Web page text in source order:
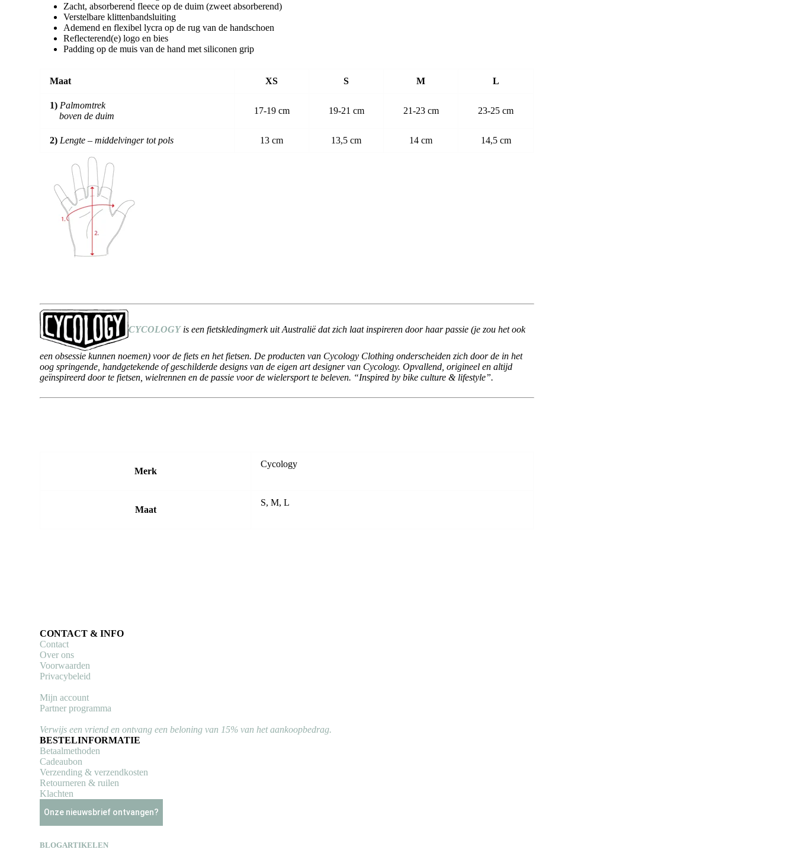
Zacht, absorberend fleece op de duim (zweet absorberend)
Verstelbare klittenbandsluiting
Ademend en flexibel lycra op de rug van de handschoen
Reflecterend(e) logo en bies
Padding op de muis van de hand met siliconen grip
Maat XS S M L
1) Palmomtrek
boven de duim
17-19 cm 19-21 cm 21-23 cm 23-25 cm
2) Lengte – middelvinger tot pols 13 cm 13,5 cm 14 cm 14,5 cm
CYCOLOGYis een fietskledingmerk uit Australië dat zich laat inspireren door haar passie (je zou het ook
een obsessie kunnen noemen) voor de fiets en het fietsen. De producten van Cycology Clothing onderscheiden zich door de in het
oog springende, handgetekende of geschilderde designs van de eigen art designer van Cycology. Opvallend, origineel en altijd
geïnspireerd door te fietsen, wielrennen en de passie voor de wielersport te beleven. “Inspired by bike culture & lifestyle”.
Merk
Cycology
Maat
S, M, L
CONTACT & INFO
Contact
Over ons
Voorwaarden
Privacybeleid
Mijn account
Partner programma
Verwijs een vriend en ontvang een beloning van 15% van het aankoopbedrag.
BESTELINFORMATIE
Betaalmethoden
Cadeaubon
Verzending & verzendkosten
Retourneren & ruilen
Klachten
Onze nieuwsbrief ontvangen?
BLOGARTIKELEN